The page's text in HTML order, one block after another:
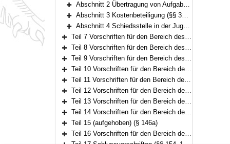
Bereich erweitern
Abschnitt 2 Übertragung von Aufgaben des überörtlichen Trägers der öffentlichen Jugendhilfe (§ 32)
Bereich erweitern
Abschnitt 3 Kostenbeteiligung (§§ 33–34)
Bereich erweitern
Abschnitt 4 Schiedsstelle in der Jugendhilfe (§§ 35–40f)
Bereich erweitern
Teil 7 Vorschriften für den Bereich des Neunten Buches Sozialgesetzbuch – Rehabilitation und Teilhabe Menschen mit Behinderungen – (§§ 41–41h)
Bereich erweitern
Teil 8 Vorschriften für den Bereich des Elften Buches Sozialgesetzbuch – Soziale Pflegeversicherung – (§§ 42–94)
Bereich erweitern
Teil 9 Vorschriften für den Bereich des Zwölften Buches Sozialgesetzbuch – Sozialhilfe – (§§ 98–101)
Bereich erweitern
Teil 10 Vorschriften für den Bereich der Familienleistungen (§§ 102–103)
Bereich erweitern
Teil 11 Vorschriften für den Bereich der Insolvenzordnung (§§ 104–113)
Bereich erweitern
Teil 12 Vorschriften für den Bereich des Lastenausgleichs und des Flüchtlingswesens (§§ 114–133a)
Bereich erweitern
Teil 13 Vorschriften für den Bereich des Opferentschädigungsgesetzes (§§ 134–135)
Bereich erweitern
Teil 14 Vorschriften für den Bereich des Pflegeberufegesetzes (§§ 136–146)
Bereich erweitern
Teil 15 (aufgehoben) (§ 146a)
Bereich erweitern
Teil 16 Vorschriften für den Bereich der finanziellen Ausstattung von Betreuungsvereinen zur Wahrnehmung von Querschnittsaufgaben (§§ 147–153)